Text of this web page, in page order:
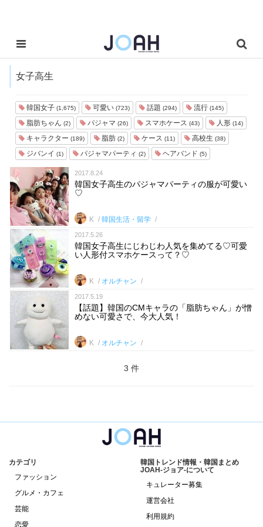
女子高生
韓国女子 (1,675) 可愛い (723) 話題 (294) 流行 (145)
脂肪ちゃん (2) パジャマ (26) スマホケース (43) 人形 (14)
キャラクター (189) 脂肪 (2) ケース (11) 高校生 (38)
ジバンイ (1) パジャマパーティ (2) ヘアバンド (5)
2017.8.24
韓国女子高生のパジャマパーティの服が可愛い
♡
K 韓国生活・留学
2017.5.26
韓国女子高生にじわじわ人気を集めてる♡可愛
い人形付スマホケースって？♡
K オルチャン
2017.5.19
【話題】韓国のCMキャラの「脂肪ちゃん」が憎
めない可愛さで、今大人気！
K オルチャン
3 件
カテゴリ
ファッション
グルメ・カフェ
芸能
恋愛
韓国トレンド情報・韓国まとめ
JOAH-ジョア-について
キュレーター募集
運営会社
利用規約